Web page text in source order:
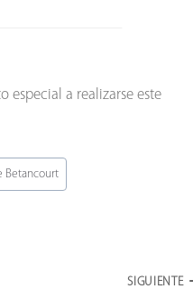
a realizarse este
Betancourt
SIGUIENTE